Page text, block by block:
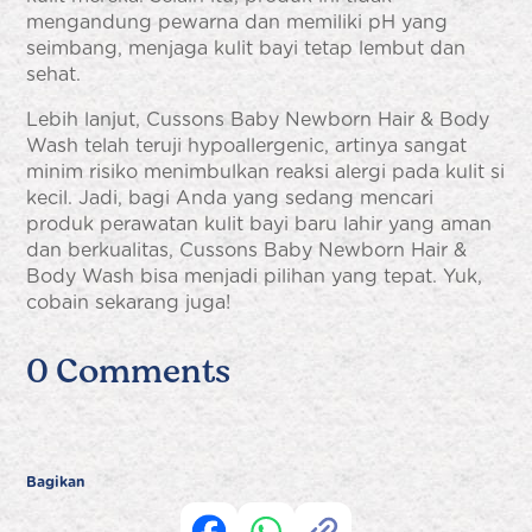
mengandung pewarna dan memiliki pH yang
seimbang, menjaga kulit bayi tetap lembut dan
sehat.
Lebih lanjut, Cussons Baby Newborn Hair & Body
Wash telah teruji hypoallergenic, artinya sangat
minim risiko menimbulkan reaksi alergi pada kulit si
kecil. Jadi, bagi Anda yang sedang mencari
produk perawatan kulit bayi baru lahir yang aman
dan berkualitas, Cussons Baby Newborn Hair &
Body Wash bisa menjadi pilihan yang tepat. Yuk,
cobain sekarang juga!
0 Comments
Bagikan